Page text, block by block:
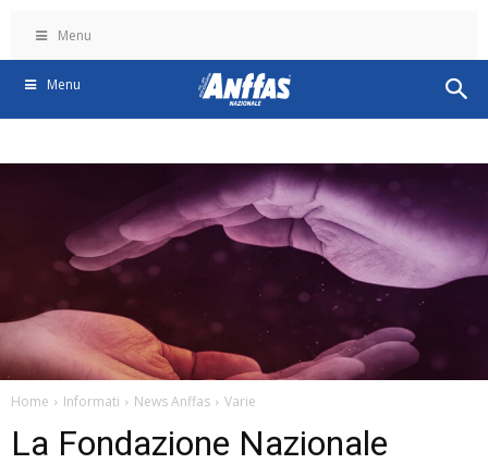
Menu
Menu
Home Informati News Anffas Varie
La Fondazione Nazionale